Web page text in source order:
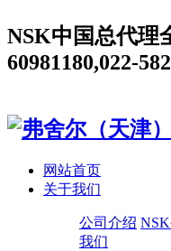
NSK中国总代理
60981180,022-
网站首页
关于我们
公司介绍
我们